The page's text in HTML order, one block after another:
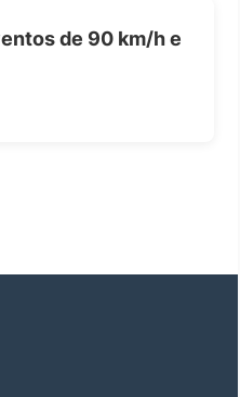
de 90 km/h e